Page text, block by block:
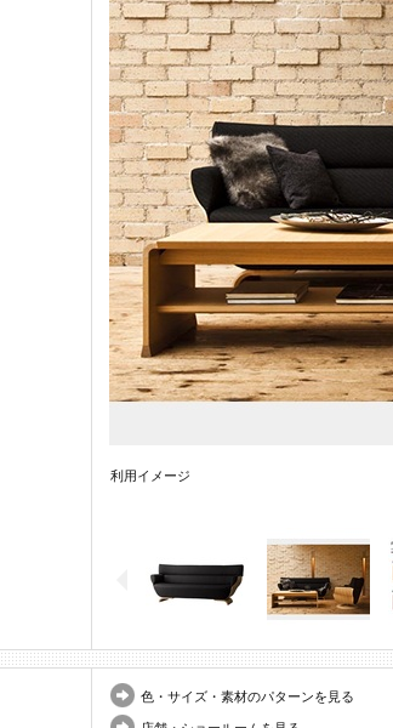
利用イメージ
色・サイズ・素材のパターンを見る